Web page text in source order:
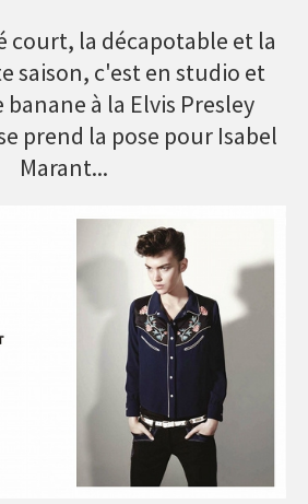
court, la décapotable et la
saison, c'est en studio et
à la Elvis Presley
prend la pose pour Isabel
Marant...